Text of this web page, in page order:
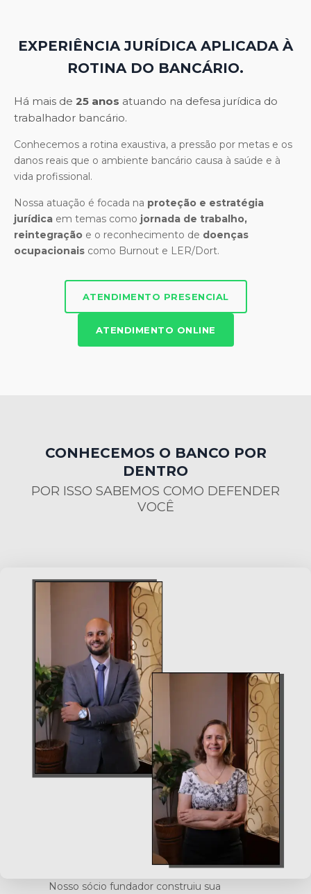
EXPERIÊNCIA JURÍDICA APLICADA À
ROTINA DO BANCÁRIO.
Há mais de 25 anos atuando na defesa jurídica do
trabalhador bancário.
Conhecemos a rotina exaustiva, a pressão por metas e os
danos reais que o ambiente bancário causa à saúde e à
vida profissional.
Nossa atuação é focada na proteção e estratégia
jurídica em temas como jornada de trabalho,
reintegração e o reconhecimento de doenças
ocupacionais como Burnout e LER/Dort.
ATENDIMENTO PRESENCIAL
ATENDIMENTO ONLINE
CONHECEMOS O BANCO POR
DENTRO
POR ISSO SABEMOS COMO DEFENDER
VOCÊ
Nosso sócio fundador construiu sua